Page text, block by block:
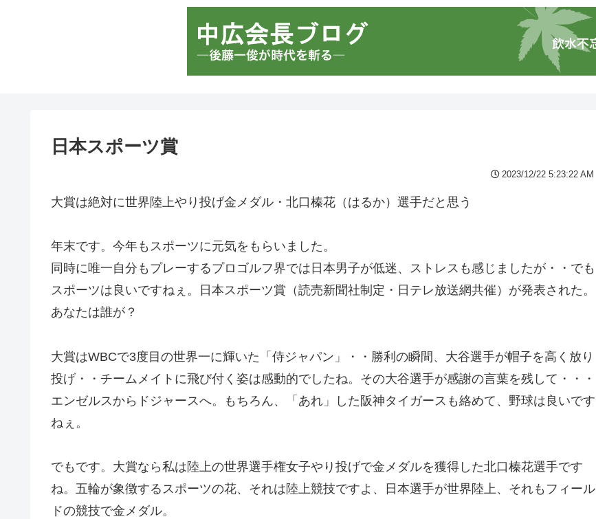
日本スポーツ賞
2023/12/22 5:23:22 AM
大賞は絶対に世界陸上やり投げ金メダル・北口榛花（はるか）選手だと思う
年末です。今年もスポーツに元気をもらいました。
同時に唯一自分もプレーするプロゴルフ界では日本男子が低迷、ストレスも感じましたが・・でも
スポーツは良いですねぇ。日本スポーツ賞（読売新聞社制定・日テレ放送網共催）が発表された。
あなたは誰が？
大賞はWBCで3度目の世界一に輝いた「侍ジャパン」・・勝利の瞬間、大谷選手が帽子を高く放り
投げ・・チームメイトに飛び付く姿は感動的でしたね。その大谷選手が感謝の言葉を残して・・・
エンゼルスからドジャースへ。もちろん、「あれ」した阪神タイガースも絡めて、野球は良いです
ねぇ。
でもです。大賞なら私は陸上の世界選手権女子やり投げで金メダルを獲得した北口榛花選手です
ね。五輪が象徴するスポーツの花、それは陸上競技ですよ、日本選手が世界陸上、それもフィール
ドの競技で金メダル。